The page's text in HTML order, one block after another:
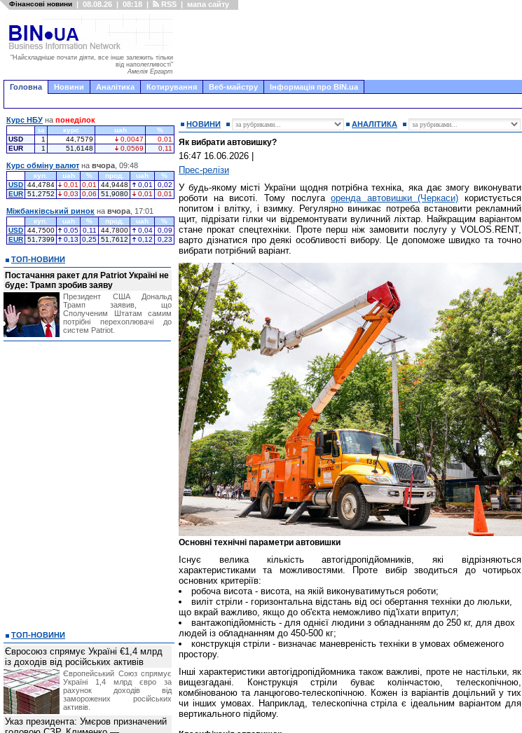
Фінансові новини | 08.08.26 | 08:18 | RSS | мапа сайту
"Найскладніше почати діяти, все інше залежить тільки
від наполегливості"
Амелія Ергарт
Головна Новини Аналітика Котирування Веб-майстру Інформація про BIN.ua
НОВИНИ АНАЛІТИКА
Як вибрати автовишку?
16:47 16.06.2026
Прес-релізи
У будь-якому місті України щодня потрібна техніка, яка дає змогу виконувати
роботи на висоті. Тому послугаоренда автовишки (Черкаси) користується
попитом і влітку, і взимку. Регулярно виникає потреба встановити рекламний
щит, підрізати гілки чи відремонтувати вуличний ліхтар. Найкращим варіантом
стане прокат спецтехніки. Проте перш ніж замовити послугу у VOLOS.RENT,
варто дізнатися про деякі особливості вибору. Це допоможе швидко та точно
вибрати потрібний варіант.
Основні технічні параметри автовишки
Існує велика кількість автогідропідйомників, які відрізняються
характеристиками та можливостями. Проте вибір зводиться до чотирьох
основних критеріїв:
робоча висота - висота, на якій виконуватимуться роботи;
виліт стріли - горизонтальна відстань від осі обертання техніки до люльки,
що вкрай важливо, якщо до об'єкта неможливо під'їхати впритул;
вантажопідйомність - для однієї людини з обладнанням до 250 кг, для двох
людей із обладнанням до 450-500 кг;
конструкція стріли - визначає маневреність техніки в умовах обмеженого
простору.
Інші характеристики автогідропідйомника також важливі, проте не настільки, як
вищезгадані. Конструкція стріли буває колінчастою, телескопічною,
комбінованою та ланцюгово-телескопічною. Кожен із варіантів доцільний у тих
чи інших умовах. Наприклад, телескопічна стріла є ідеальним варіантом для
вертикального підйому.
Курс НБУ на понеділок
за курс uah
%
USD
1 44,7579 0,0047
0,01
EUR
1 51,6148 0,0569 0,11
Курс обміну валют на вчора , 09:48
куп. uah % прод. uah
%
USD 44,4784 0,01 0,01 44,9448 0,01
0,02
EUR 51,2752 0,03 0,06 51,9080 0,01 0,01
Міжбанківський ринок на вчора , 17:01
куп. uah % прод. uah
%
USD 44,7500 0,05 0,11 44,7800 0,04
0,09
EUR 51,7399 0,13 0,25 51,7612 0,12 0,23
ТОП-НОВИНИ
Постачання ракет для Patriot Україні не
буде: Трамп зробив заяву
Президент США Дональд
Трамп заявив, що
Сполученим Штатам самим
потрібні перехоплювачі до
систем Patriot.
ТОП-НОВИНИ
Євросоюз спрямує Україні €1,4 млрд
із доходів від російських активів
Європейський Союз спрямує
Україні 1,4 млрд євро за
рахунок доходів від
заморожених російських
активів.
Указ президента: Умєров призначений